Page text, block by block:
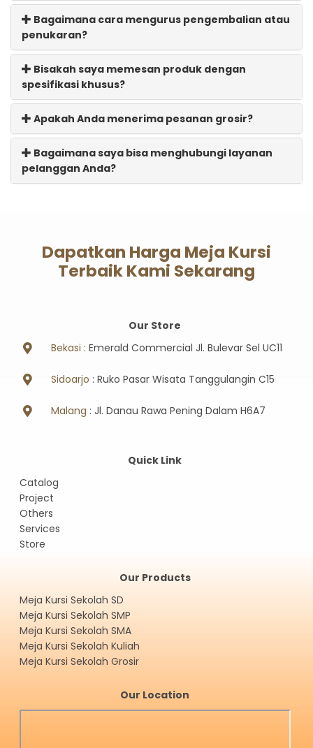
Bagaimana cara mengurus pengembalian atau
penukaran?
Bisakah saya memesan produk dengan
spesifikasi khusus?
Apakah Anda menerima pesanan grosir?
Bagaimana saya bisa menghubungi layanan
pelanggan Anda?
Dapatkan Harga Meja Kursi
Terbaik Kami Sekarang
Our Store
Bekasi : Emerald Commercial Jl. Bulevar Sel UC11
Sidoarjo : Ruko Pasar Wisata Tanggulangin C15
Malang : Jl. Danau Rawa Pening Dalam H6A7
Quick Link
Catalog
Project
Others
Services
Store
Our Products
Meja Kursi Sekolah SD
Meja Kursi Sekolah SMP
Meja Kursi Sekolah SMA
Meja Kursi Sekolah Kuliah
Meja Kursi Sekolah Grosir
Our Location